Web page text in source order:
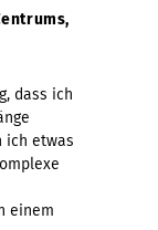
dass ich
ich etwas
einem